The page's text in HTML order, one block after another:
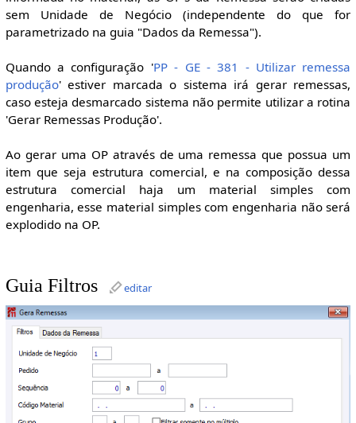
sem Unidade de Negócio (independente do que for
parametrizado na guia "Dados da Remessa").
Quando a configuração 'PP - GE - 381 - Utilizar remessa
produção' estiver marcada o sistema irá gerar remessas,
caso esteja desmarcado sistema não permite utilizar a rotina
'Gerar Remessas Produção'.
Ao gerar uma OP através de uma remessa que possua um
item que seja estrutura comercial, e na composição dessa
estrutura comercial haja um material simples com
engenharia, esse material simples com engenharia não será
explodido na OP.
Guia Filtros editar